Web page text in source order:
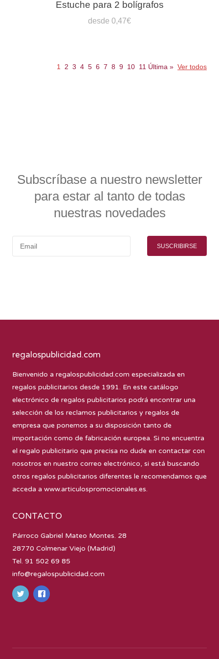
Estuche para 2 bolígrafos
desde 0,47€
1 2 3 4 5 6 7 8 9 10 11 Última » Ver todos
Subscríbase a nuestro newsletter
para estar al tanto de todas
nuestras novedades
SUSCRIBIRSE
regalospublicidad.com
Bienvenido a regalospublicidad.com especializada en
regalos publicitarios desde 1991. En este catálogo
electrónico de regalos publicitarios podrá encontrar una
selección de los reclamos publicitarios y regalos de
empresa que ponemos a su disposición tanto de
importación como de fabricación europea. Si no encuentra
el regalo publicitario que precisa no dude en contactar con
nosotros en nuestro correo electrónico, si está buscando
otros regalos publicitarios diferentes le recomendamos que
acceda a www.articulospromocionales.es.
CONTACTO
Párroco Gabriel Mateo Montes. 28
28770 Colmenar Viejo (Madrid)
Tel. 91 502 69 85
info@regalospublicidad.com